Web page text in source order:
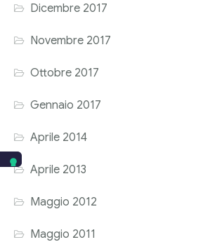
Dicembre 2017
Novembre 2017
Ottobre 2017
Gennaio 2017
Aprile 2014
Aprile 2013
Maggio 2012
Maggio 2011